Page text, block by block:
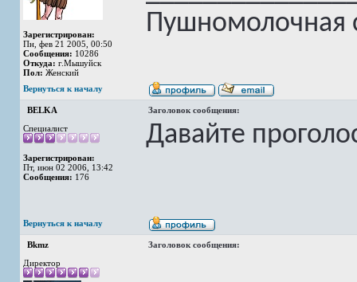
Зарегистрирован:
Пн, фев 21 2005, 00:50
Сообщения: 10286
Откуда: г.Мышуйск
Пол: Женский
Пушномолочная
Вернуться к началу
BELKA
Заголовок сообщения:
Специалист
Зарегистрирован:
Пт, июн 02 2006, 13:42
Сообщения: 176
Давайте
Вернуться к началу
Bkmz
Заголовок сообщения:
Директор